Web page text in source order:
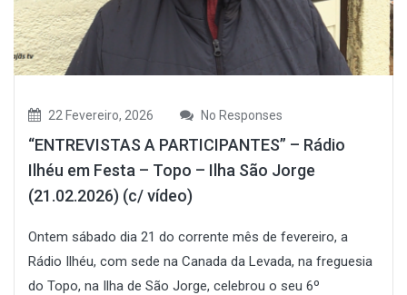
22 Fevereiro, 2026 No Responses
“ENTREVISTAS A PARTICIPANTES” – Rádio
Ilhéu em Festa – Topo – Ilha São Jorge
(21.02.2026) (c/ vídeo)
Ontem sábado dia 21 do corrente mês de fevereiro, a
Rádio Ilhéu, com sede na Canada da Levada, na freguesia
do Topo, na Ilha de São Jorge, celebrou o seu 6º